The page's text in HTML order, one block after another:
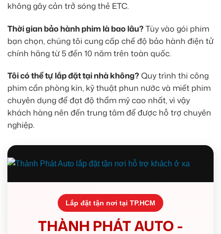
không gây cản trở sóng thẻ ETC.
Thời gian bảo hành phim là bao lâu?Tùy vào gói phim
bạn chọn, chúng tôi cung cấp chế độ bảo hành điện tử
chính hãng từ 5 đến 10 năm trên toàn quốc.
Tôi có thể tự lắp đặt tại nhà không?Quy trình thi công
phim cần phòng kín, kỹ thuật phun nước và miết phim
chuyên dụng để đạt độ thẩm mỹ cao nhất, vì vậy
khách hàng nên đến trung tâm để được hỗ trợ chuyên
nghiệp.
Lắp đặt tận nơi tại TP.HCM
THÀNH PHÁT AUTO -